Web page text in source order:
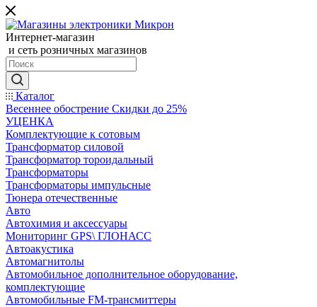
Интернет-магазин
и сеть розничных магазинов
Каталог
Весеннее обострение Скидки до 25%
УЦЕНКА
Комплектующие к сотовым
Трансформатор силовой
Трансформатор тороидальный
Трансформаторы
Трансформаторы импульсные
Тюнера отечественные
Авто
Автохимия и аксессуары
Мониторинг GPS\ ГЛОНАСС
Автоакустика
Автомагнитолы
Автомобильное дополнительное оборудование,
комплектующие
Автомобильные FM-трансмиттеры